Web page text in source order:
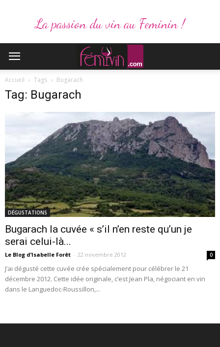
La passion du vin au Feminin !
Accueil Tags Bugarach
Tag: Bugarach
DÉGUSTATIONS
Bugarach la cuvée « s’il n’en reste qu’un je
serai celui-là...
Le Blog d’Isabelle Forêt - 22 novembre 2012 0
J’ai dégusté cette cuvée crée spécialement pour célébrer le 21
décembre 2012. Cette idée originale, c’est Jean Pla, négociant en vin
dans le Languedoc-Roussillon,...